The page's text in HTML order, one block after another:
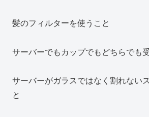
髪のフィルターを使うこと
サーバーでもカップでもどちらでも
サーバーがガラスではなく割れない
と